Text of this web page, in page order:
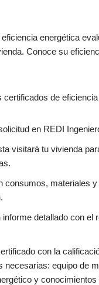
energética
Conoce su
de
en REDI
visitará tu vivienda
consumos, materiales
informe detallado con el
con la
necesarias: equipo de
y